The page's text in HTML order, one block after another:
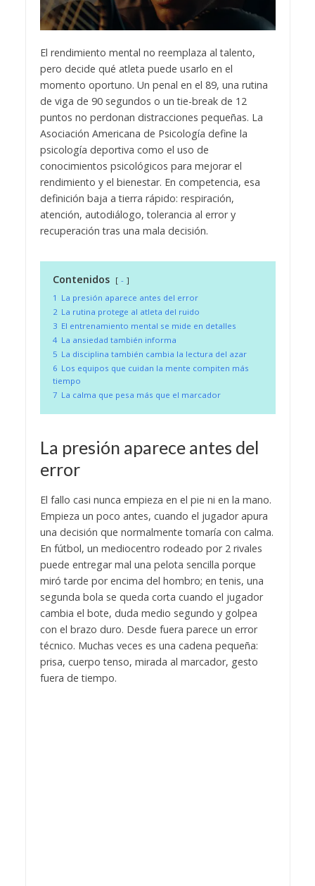
El rendimiento mental no reemplaza al talento,
pero decide qué atleta puede usarlo en el
momento oportuno. Un penal en el 89, una rutina
de viga de 90 segundos o un tie-break de 12
puntos no perdonan distracciones pequeñas. La
Asociación Americana de Psicología define la
psicología deportiva como el uso de
conocimientos psicológicos para mejorar el
rendimiento y el bienestar. En competencia, esa
definición baja a tierra rápido: respiración,
atención, autodiálogo, tolerancia al error y
recuperación tras una mala decisión.
Contenidos
-
1 La presión aparece antes del error
2 La rutina protege al atleta del ruido
3 El entrenamiento mental se mide en detalles
4 La ansiedad también informa
5 La disciplina también cambia la lectura del azar
6 Los equipos que cuidan la mente compiten más
tiempo
7 La calma que pesa más que el marcador
La presión aparece antes del
error
El fallo casi nunca empieza en el pie ni en la mano.
Empieza un poco antes, cuando el jugador apura
una decisión que normalmente tomaría con calma.
En fútbol, un mediocentro rodeado por 2 rivales
puede entregar mal una pelota sencilla porque
miró tarde por encima del hombro; en tenis, una
segunda bola se queda corta cuando el jugador
cambia el bote, duda medio segundo y golpea
con el brazo duro. Desde fuera parece un error
técnico. Muchas veces es una cadena pequeña:
prisa, cuerpo tenso, mirada al marcador, gesto
fuera de tiempo.